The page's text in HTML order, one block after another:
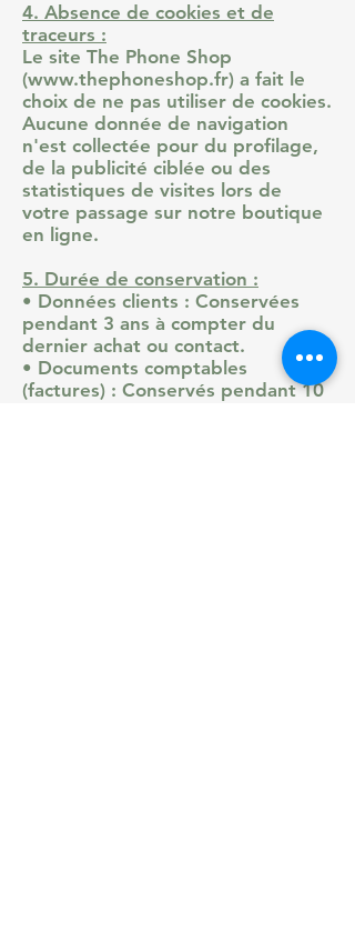
4. Absence de cookies et de
traceurs :
Le site The Phone Shop
(www.thephoneshop.fr) a fait le
choix de ne pas utiliser de cookies.
Aucune donnée de navigation
n'est collectée pour du profilage,
de la publicité ciblée ou des
statistiques de visites lors de
votre passage sur notre boutique
en ligne.
5. Durée de conservation :
• Données clients : Conservées
pendant 3 ans à compter du
dernier achat ou contact.
• Documents comptables
(factures) : Conservés pendant 10